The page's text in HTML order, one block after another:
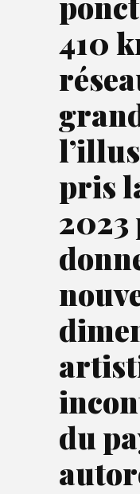
410
pris
2023
du